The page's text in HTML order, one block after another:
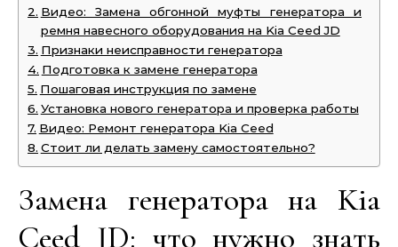
Видео: Замена обгонной муфты генератора и
ремня навесного оборудования на Kia Ceed JD
Признаки неисправности генератора
Подготовка к замене генератора
Пошаговая инструкция по замене
Установка нового генератора и проверка работы
Видео: Ремонт генератора Kia Ceed
Стоит ли делать замену самостоятельно?
Замена генератора на Kia
Ceed JD: что нужно знать